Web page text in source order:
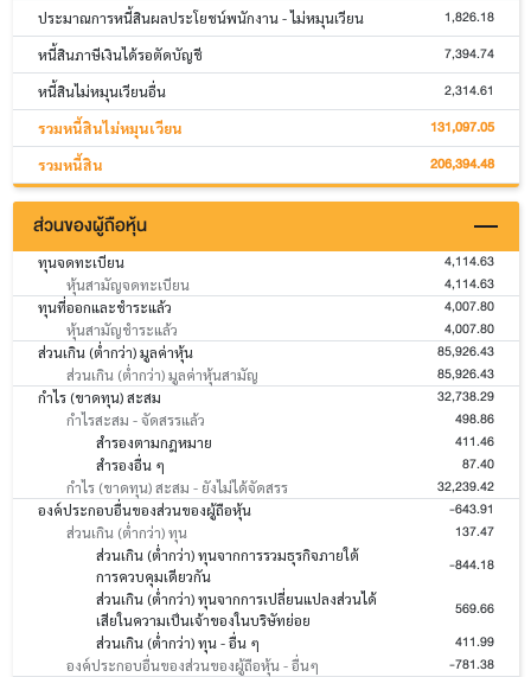
ประมาณการหนี้สินผลประโยชน์พนักงาน - ไม่หมุนเวียน 1,826.18
หนี้สินภาษีเงินได้รอตัดบัญชี 7,394.74
หนี้สินไม่หมุนเวียนอื่น 2,314.61
รวมหนี้สินไม่หมุนเวียน 131,097.05
รวมหนี้สิน 206,394.48
ส่วนของผู้ถือหุ้น
ทุนจดทะเบียน 4,114.63
หุ้นสามัญจดทะเบียน 4,114.63
ทุนที่ออกและชำระแล้ว 4,007.80
หุ้นสามัญชำระแล้ว 4,007.80
ส่วนเกิน (ต่ำกว่า) มูลค่าหุ้น 85,926.43
ส่วนเกิน (ต่ำกว่า) มูลค่าหุ้นสามัญ 85,926.43
กำไร (ขาดทุน) สะสม 32,738.29
กำไรสะสม - จัดสรรแล้ว 498.86
สำรองตามกฎหมาย 411.46
สำรองอื่น ๆ 87.40
กำไร (ขาดทุน) สะสม - ยังไม่ได้จัดสรร 32,239.42
องค์ประกอบอื่นของส่วนของผู้ถือหุ้น -643.91
ส่วนเกิน (ต่ำกว่า) ทุน 137.47
ส่วนเกิน (ต่ำกว่า) ทุนจากการรวมธุรกิจภายใต้
การควบคุมเดียวกัน
-844.18
ส่วนเกิน (ต่ำกว่า) ทุนจากการเปลี่ยนแปลงส่วนได้
เสียในความเป็นเจ้าของในบริษัทย่อย
569.66
ส่วนเกิน (ต่ำกว่า) ทุน - อื่น ๆ 411.99
องค์ประกอบอื่นของส่วนของผู้ถือหุ้น - อื่นๆ -781.38